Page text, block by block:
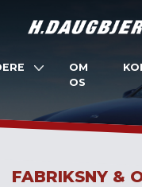
OM
OS
FABRIKSNY &